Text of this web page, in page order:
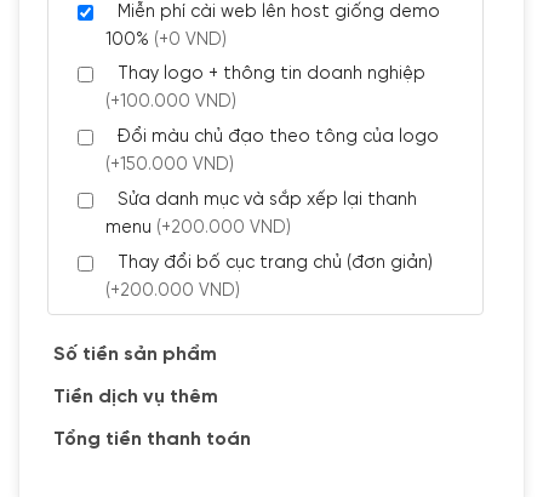
Miễn phí cài web lên host giống demo
100% (+0 VND)
Thay logo + thông tin doanh nghiệp
(+100.000 VND)
Đổi màu chủ đạo theo tông của logo
(+150.000 VND)
Sửa danh mục và sắp xếp lại thanh
menu (+200.000 VND)
Thay đổi bố cục trang chủ (đơn giản)
(+200.000 VND)
(+300.000 VND)
🔰 CÀI ĐẶT PLUGINS
Cài đặt plugin theo yêu cầu
Số tiền sản phẩm
Tiền dịch vụ thêm
Tổng tiền thanh toán